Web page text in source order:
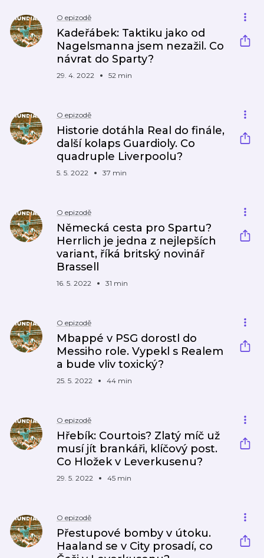
O epizodě
Kadeřábek: Taktiku jako od
Nagelsmanna jsem nezažil. Co
návrat do Sparty?
29. 4. 2022 52 min
O epizodě
Historie dotáhla Real do finále,
další kolaps Guardioly. Co
quadruple Liverpoolu?
5. 5. 2022 37 min
O epizodě
Německá cesta pro Spartu?
Herrlich je jedna z nejlepších
variant, říká britský novinář
Brassell
16. 5. 2022 31 min
O epizodě
Mbappé v PSG dorostl do
Messiho role. Vypekl s Realem
a bude vliv toxický?
25. 5. 2022 44 min
O epizodě
Hřebík: Courtois? Zlatý míč už
musí jít brankáři, klíčový post.
Co Hložek v Leverkusenu?
29. 5. 2022 45 min
O epizodě
Přestupové bomby v útoku.
Haaland se v City prosadí, co